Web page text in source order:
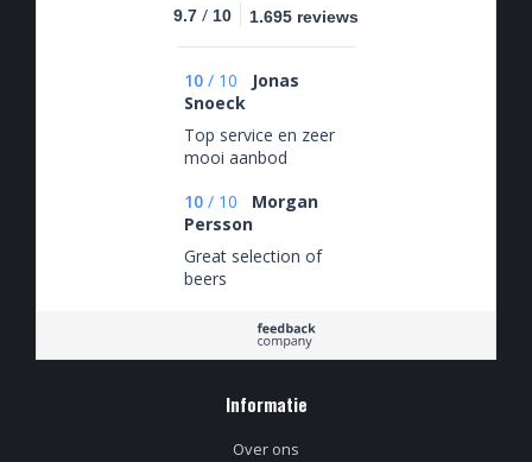
9.7 / 10 1.695 reviews
10 / 10
Jonas
Snoeck
Top service en zeer
mooi aanbod
10 / 10
Morgan
Persson
Great selection of
beers
Informatie
Over ons